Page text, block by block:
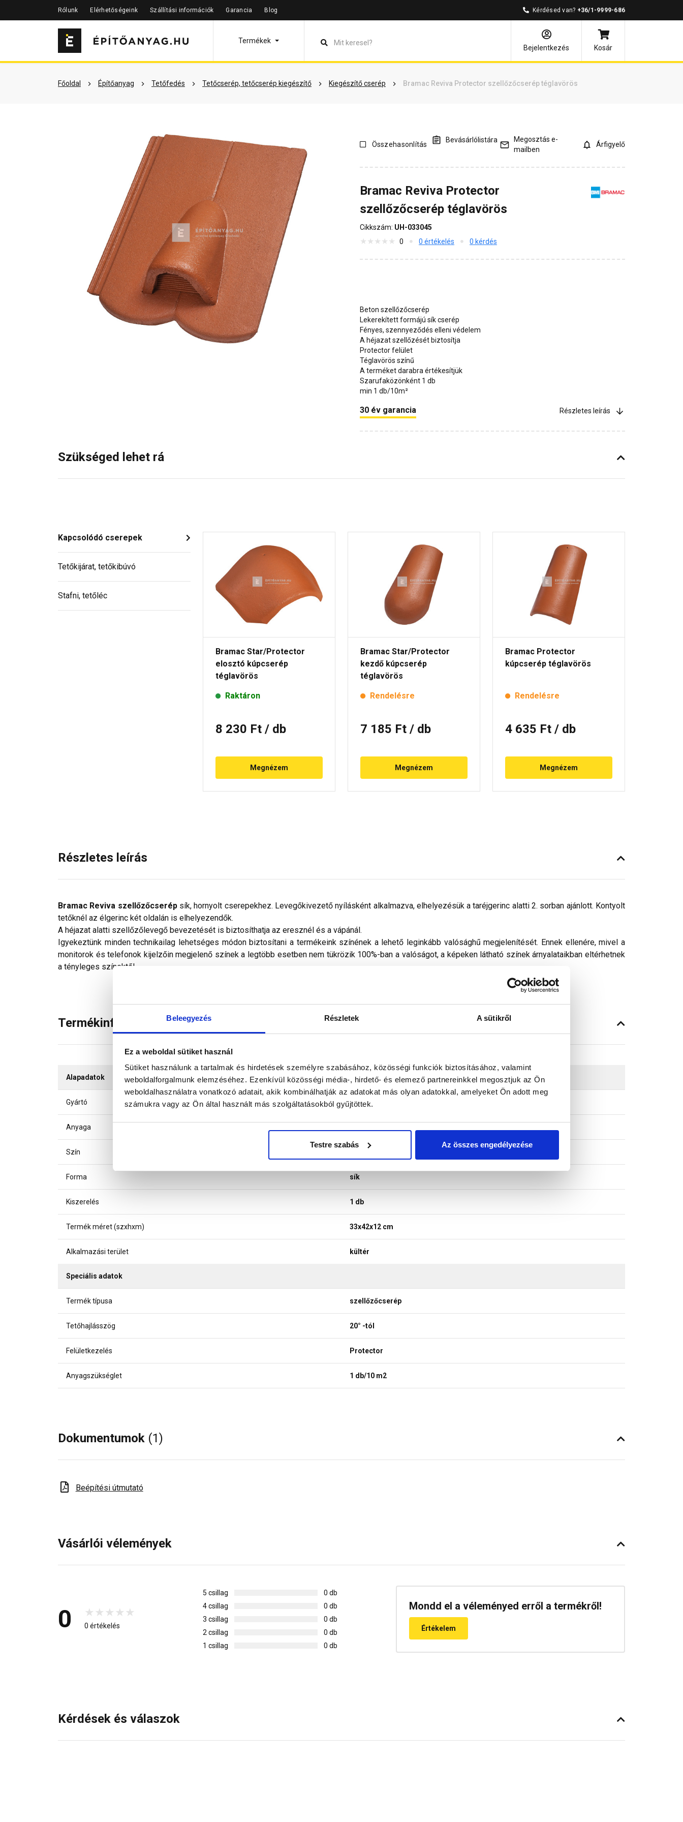
Beleegyezés Részletek A sütikről
Ez a weboldal sütiket használ
Sütiket használunk a tartalmak és hirdetések személyre szabásához, közösségi funkciók biztosításához, valamint
weboldalforgalmunk elemzéséhez. Ezenkívül közösségi média-, hirdető- és elemező partnereinkkel megosztjuk az Ön
weboldalhasználatra vonatkozó adatait, akik kombinálhatják az adatokat más olyan adatokkal, amelyeket Ön adott meg
számukra vagy az Ön által használt más szolgáltatásokból gyűjtöttek.
Testre szabás Az összes engedélyezése
Rólunk Elérhetőségeink Szállítási információk Garancia Blog Kérdésed van? +36/1-9999-686
Termékek
Bejelentkezés
Kosár
Főoldal Építőanyag Tetőfedés Tetőcserép, tetőcserép kiegészítő Kiegészítő cserép Bramac Reviva Protector szellőzőcserép téglavörös
Szükséged lehet rá Részletes leírás Termékinformáció Dokumentumok Vásárlói vélemények Kérdések és válaszok
Összehasonlítás
Bevásárlólistára
Megosztás e-
mailben
Árfigyelő
Bramac Reviva Protector
szellőzőcserép téglavörös
Cikkszám: UH-033045
0
0 értékelés 0 kérdés
Beton szellőzőcserép
Lekerekített formájú sík cserép
Fényes, szennyeződés elleni védelem
A héjazat szellőzését biztosítja
Protector felület
Téglavörös színű
A terméket darabra értékesítjük
Szarufaközönként 1 db
min 1 db/10m²
30 év garancia Részletes leírás
Szükséged lehet rá
Kapcsolódó cserepek
Tetőkijárat, tetőkibúvó
Stafni, tetőléc
Bramac Star/Protector
elosztó kúpcserép
téglavörös
Raktáron
8 230 Ft / db
Megnézem
Bramac Star/Protector
kezdő kúpcserép
téglavörös
Rendelésre
7 185 Ft / db
Megnézem
Bramac Protector
kúpcserép téglavörös
Rendelésre
4 635 Ft / db
Megnézem
Részletes leírás
Bramac Reviva szellőzőcserépsík, hornyolt cserepekhez. Levegőkivezető nyílásként alkalmazva, elhelyezésük a taréjgerinc alatti 2. sorban ajánlott. Kontyolt
tetőknél az élgerinc két oldalán is elhelyezendők.
A héjazat alatti szellőzőlevegő bevezetését is biztosíthatja az eresznél és a vápánál.
Igyekeztünk minden technikailag lehetséges módon biztosítani a termékeink színének a lehető leginkább valósághű megjelenítését. Ennek ellenére, mivel a
monitorok és telefonok kijelzőin megjelenő színek a legtöbb esetben nem tükrözik 100%-ban a valóságot, a képeken látható színek árnyalataikban eltérhetnek
a tényleges színektől.
Termékinformáció
Alapadatok
Gyártó BMI Bramac
Anyaga
Szín
Forma sík
Kiszerelés 1 db
Termék méret (szxhxm) 33x42x12 cm
Alkalmazási terület kültér
Speciális adatok
Termék típusa szellőzőcserép
Tetőhajlásszög 20° -tól
Felületkezelés Protector
Anyagszükséglet 1 db/10 m2
Dokumentumok (1)
Beépítési útmutató
Vásárlói vélemények
0 0 értékelés
5 csillag
0 db
4 csillag
0 db
3 csillag
0 db
2 csillag
0 db
1 csillag
0 db
Mondd el a véleményed erről a termékről!
Értékelem
Kérdések és válaszok